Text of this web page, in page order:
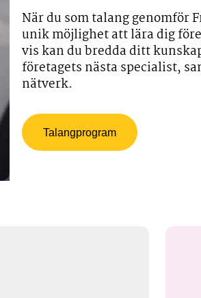
När du som talang genomför
unik möjlighet att lära dig
vis kan du bredda ditt
företagets nästa specialist,
nätverk.
Talangprogram